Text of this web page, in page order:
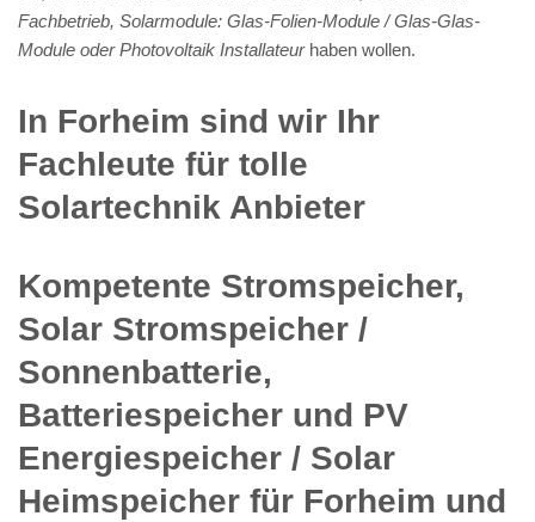
Fachbetrieb, Solarmodule: Glas-Folien-Module / Glas-Glas-
Module oder Photovoltaik Installateurhaben wollen.
In Forheim sind wir Ihr
Fachleute für tolle
Solartechnik Anbieter
Kompetente Stromspeicher,
Solar Stromspeicher /
Sonnenbatterie,
Batteriespeicher und PV
Energiespeicher / Solar
Heimspeicher für Forheim und